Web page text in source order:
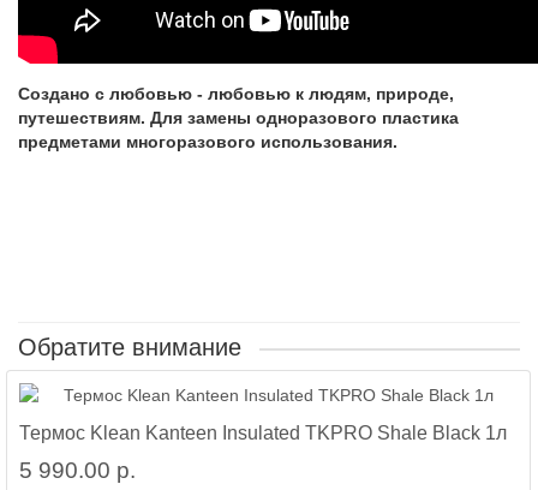
Создано с любовью - любовью к людям, природе,
путешествиям. Для замены одноразового пластика
предметами многоразового использования.
Обратите внимание
Термос Klean Kanteen Insulated TKPRO Shale Black 1л
5 990.00 р.